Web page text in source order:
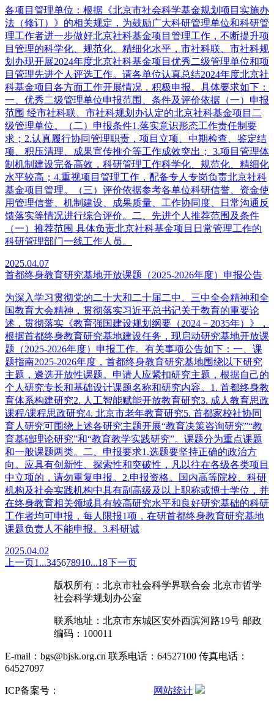
各项目管理单位：根据《北京市社会科学基金规划项目实施办
法（修订）》的相关规定，为鼓励广大科研管理单位和科研管
理工作者进一步做好北京社科基金项目管理工作，不断提升项
目管理的科学化、规范化、精细化水平，市社科联、市社科规
划办现开展2024年度北京社科基金项目优秀二级管理单位和项
目管理先进个人评选工作。请各单位认真总结2024年度北京社
科基金项目各方面工作开展情况，积极申报。具体要求如下：
一、优秀二级管理单位申报范围、条件及评价依据（一）申报
范围 经市社科联、市社科规划办认定的北京社科基金项目二
级管理单位。（二）申报条件1.落实意识形态工作责任制要
求；2.认真履行协同管理职责，项目立项、中期检查、鉴定结
项、积压清理、成果宣传推介等工作成效突出； 3.项目管理体
制机制建设完备高效，科研管理工作科学化、规范化、精细化
水平较高；4.重视项目管理工作，配备专人专岗负责北京社科
基金项目管理。（三）评价依据参考各单位科研信誉、资金使
用管理信誉、机制建设、成果质量、工作协同度、日常沟通反
馈落实等情况进行综合评价。二、先进个人推荐范围及条件
（一）推荐范围 具体负责北京社科基金项目日常管理工作的
科研管理部门一线工作人员。
2025.04.07
首都终身教育研究基地开放课题（2025-2026年度）申报公告
为深入学习贯彻党的二十大和二十届二中、三中全会精神和全
国教育大会精神，贯彻落实习近平总书记关于教育的重要论
述，贯彻落实《教育强国建设规划纲要（2024－2035年）》，
根据首都终身教育研究基地建设任务，现启动研究基地开放课
题（2025-2026年度）申报工作。有关事项公告如下：一、课
题指南2025-2026年度，首都终身教育研究基地围绕以下研究
主题，遴选开放性课题。申请人应紧扣研究主题，根据自己的
个人研究专长和基础设计课题名称和研究内容。1. 首都终身教
育体系构建研究2. 人工智能赋能开放教育研究3. 成人教育思政
课程/课程思政研究4. 北京市老年教育研究5. 首都家校社协同
育人研究可围绕上述各研究主题开展“教育决策咨询研究”“教
育基础理论研究”和“教育教学实践研究”。课题分为重点课题
和一般课题两类。二、申报要求1.选题要坚持正确的政治方
向。应具有创新性、探索性和突破性，凡以往在各级各类项目
中立项的，请勿重复申报。2.申报资格。国内高等院校、科研
机构及社会实践机构中具有副高级及以上职称或博士学位，并
在终身教育相关领域具有较高研究水平和良好研究基础的科研
工作者均可申报，每人限报1项，在研首都终身教育研究基地
课题负责人不能申报。3.科研诚
2025.04.02
上一页1 ...345678910...18下一页
版权所有：北京市社会科学界联合会 北京市哲学
社会科学规划办公室
联系地址：北京市东城区安外西滨河路19号 邮政
编码：100011
E-mail：bgs@bjsk.org.cn 联系电话：64527100 传真电话：
64527097
ICP备案号： 网站统计